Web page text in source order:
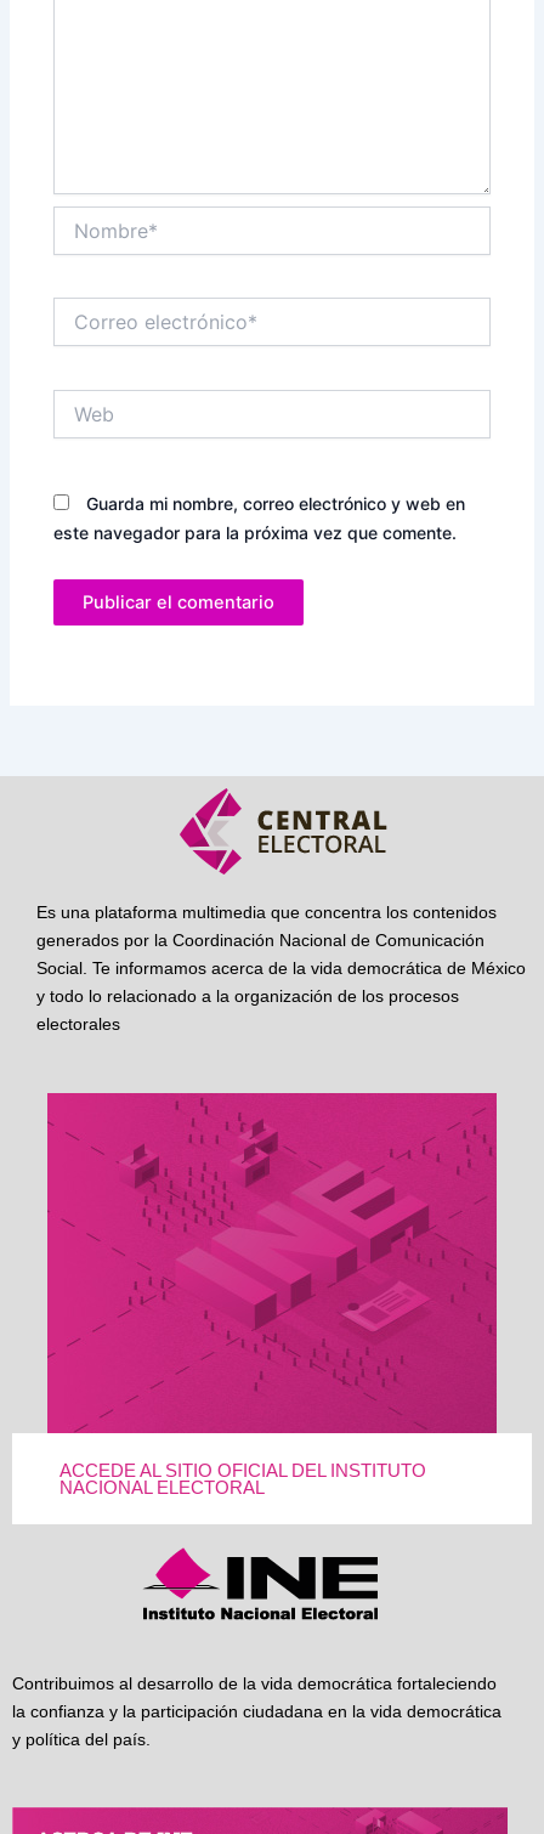
electrónico*
Guarda mi nombre, correo electrónico y web en
este navegador para la próxima vez que comente.
Es una plataforma multimedia que concentra los contenidos
generados por la Coordinación Nacional de Comunicación
Social. Te informamos acerca de la vida democrática de México
y todo lo relacionado a la organización de los procesos
electorales
ACCEDE AL SITIO OFICIAL DEL INSTITUTO
NACIONAL ELECTORAL
Contribuimos al desarrollo de la vida democrática fortaleciendo
la confianza y la participación ciudadana en la vida democrática
y política del país.